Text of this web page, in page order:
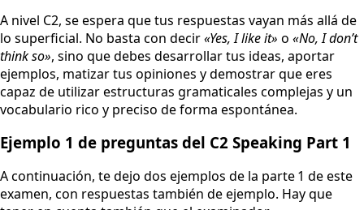
A nivel C2, se espera que tus respuestas vayan más allá de
lo superficial. No basta con decir«Yes, I like it» o «No, I don’t
think so», sino que debes desarrollar tus ideas, aportar
ejemplos, matizar tus opiniones y demostrar que eres
capaz de utilizar estructuras gramaticales complejas y un
vocabulario rico y preciso de forma espontánea.
Ejemplo 1 de preguntas del C2 Speaking Part 1
A continuación, te dejo dos ejemplos de la parte 1 de este
examen, con respuestas también de ejemplo. Hay que